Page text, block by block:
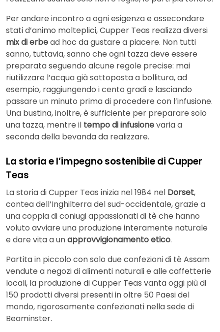
Per andare incontro a ogni esigenza e assecondare
stati d’animo molteplici, Cupper Teas realizza diversi
mix di erbead hoc da gustare a piacere. Non tutti
sanno, tuttavia, sanno che ogni tazza deve essere
preparata seguendo alcune regole precise: mai
riutilizzare l’acqua già sottoposta a bollitura, ad
esempio, raggiungendo i cento gradi e lasciando
passare un minuto prima di procedere con l’infusione.
Una bustina, inoltre, è sufficiente per preparare solo
una tazza, mentre il tempo di infusionevaria a
seconda della bevanda da realizzare.
La storia e l’impegno sostenibile di Cupper
Teas
La storia di Cupper Teas inizia nel 1984 nel Dorset,
contea dell’Inghilterra del sud-occidentale, grazie a
una coppia di coniugi appassionati di tè che hanno
voluto avviare una produzione interamente naturale
e dare vita a unapprovvigionamento etico.
Partita in piccolo con solo due confezioni di tè Assam
vendute a negozi di alimenti naturali e alle caffetterie
locali, la produzione di Cupper Teas vanta oggi più di
150 prodotti diversi presenti in oltre 50 Paesi del
mondo, rigorosamente confezionati nella sede di
Beaminster.